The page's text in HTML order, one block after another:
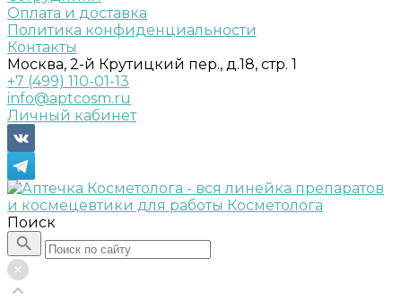
Оплата и доставка
Политика конфиденциальности
Контакты
Москва, 2-й Крутицкий пер., д.18, стр. 1
+7 (499) 110-01-13
info@aptcosm.ru
Личный кабинет
Поиск